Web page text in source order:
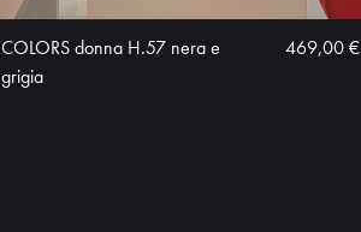
COLORS donna H.57 nera e
grigia
469,00 €